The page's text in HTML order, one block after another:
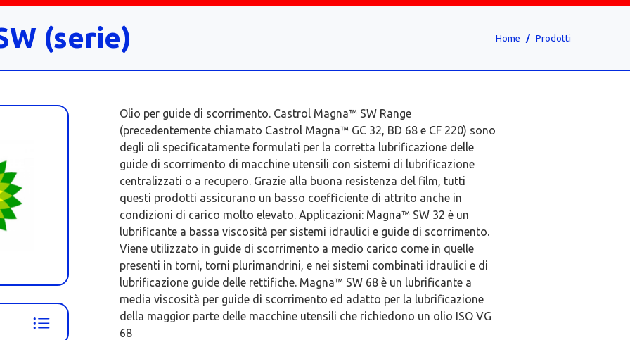
(serie) Home Prodotti
Olio per guide di scorrimento. Castrol Magna™ SW Range
(precedentemente chiamato Castrol Magna™ GC 32, BD 68 e CF 220) sono
degli oli specificatamente formulati per la corretta lubrificazione delle
guide di scorrimento di macchine utensili con sistemi di lubrificazione
centralizzati o a recupero. Grazie alla buona resistenza del film, tutti
questi prodotti assicurano un basso coefficiente di attrito anche in
condizioni di carico molto elevato. Applicazioni: Magna™ SW 32 è un
lubrificante a bassa viscosità per sistemi idraulici e guide di scorrimento.
Viene utilizzato in guide di scorrimento a medio carico come in quelle
presenti in torni, torni plurimandrini, e nei sistemi combinati idraulici e di
lubrificazione guide delle rettifiche. Magna™ SW 68 è un lubrificante a
media viscosità per guide di scorrimento ed adatto per la lubrificazione
della maggior parte delle macchine utensili che richiedono un olio ISO VG
68